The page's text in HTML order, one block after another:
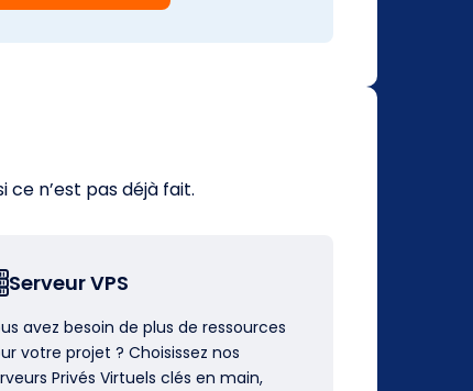
n’est pas déjà fait.
Serveur VPS
avez besoin de plus de ressources
votre projet ? Choisissez nos
Privés Virtuels clés en main,